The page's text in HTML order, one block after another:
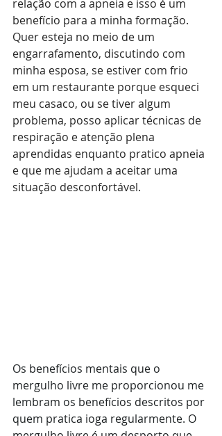
relação com a apneia e isso é um
benefício para a minha formação.
Quer esteja no meio de um
engarrafamento, discutindo com
minha esposa, se estiver com frio
em um restaurante porque esqueci
meu casaco, ou se tiver algum
problema, posso aplicar técnicas de
respiração e atenção plena
aprendidas enquanto pratico apneia
e que me ajudam a aceitar uma
situação desconfortável.
Os benefícios mentais que o
mergulho livre me proporcionou me
lembram os benefícios descritos por
quem pratica ioga regularmente. O